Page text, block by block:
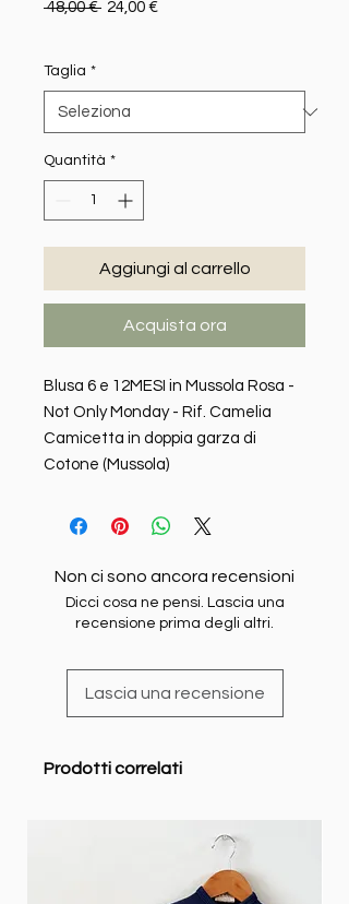
48,00 € Prezzo regolare
24,00 €Prezzo scontato
Taglia *
Quantità *
Aggiungi al carrello
Acquista ora
Blusa 6 e 12MESI in Mussola Rosa -
Not Only Monday - Rif. Camelia
Camicetta in doppia garza di
Cotone (Mussola)
Non ci sono ancora recensioni
Dicci cosa ne pensi. Lascia una
recensione prima degli altri.
Lascia una recensione
Prodotti correlati